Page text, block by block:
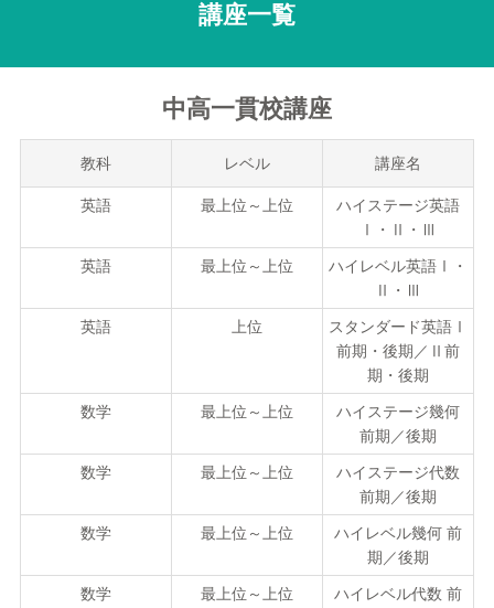
講座一覧
中高一貫校講座
教科 レベル 講座名
英語 最上位～上位
ハイステージ英語
Ⅰ・Ⅱ・Ⅲ
英語 最上位～上位
ハイレベル英語Ⅰ・
Ⅱ・Ⅲ
英語 上位
スタンダード英語Ⅰ
前期・後期／Ⅱ前
期・後期
数学 最上位～上位
ハイステージ幾何
前期／後期
数学 最上位～上位
ハイステージ代数
前期／後期
数学 最上位～上位
ハイレベル幾何 前
期／後期
数学 最上位～上位
ハイレベル代数 前